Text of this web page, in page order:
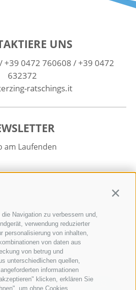
Navigation zu verbessern und,
verwendung reduzierter
personalisierung von inhalten,
von daten aus
von betrug und
unterschiedlichen quellen,
informationen
klicken, erklären Sie
um ohne Cookies
UNS
/ +39 0472 760608 / +39 0472
632372
ratschings.it
am Laufenden
Anmelden